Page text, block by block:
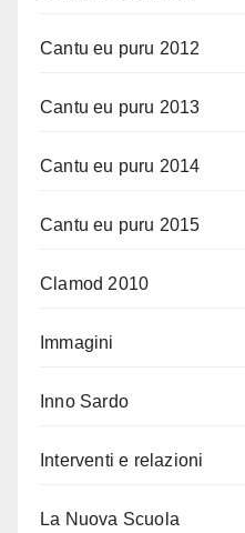
Cantu eu puru 2012
Cantu eu puru 2013
Cantu eu puru 2014
Cantu eu puru 2015
Clamod 2010
Immagini
Inno Sardo
Interventi e relazioni
La Nuova Scuola